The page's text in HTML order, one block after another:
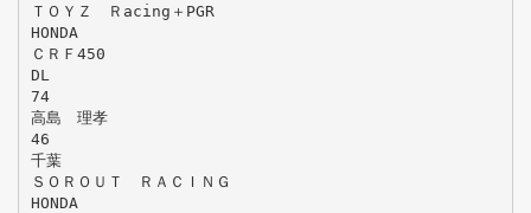
ＴＯＹＺ Ｒacing＋PGR
HONDA
ＣＲＦ450
DL
74
高島 理孝
46
千葉
ＳＯＲＯＵＴ ＲＡＣＩＮＧ
HONDA